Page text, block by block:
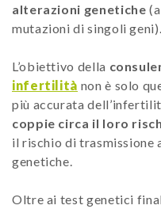
alterazioni genetiche
mutazioni di singoli geni).
L’obiettivo della
infertilità non è solo
più accurata
coppie circa il loro
il rischio di trasmissione
genetiche.
Oltre ai test genetici